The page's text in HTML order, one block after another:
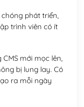
phát triển,
trình viên có ít
mới mọc lên,
bị lung lay. Có
ra mỗi ngày